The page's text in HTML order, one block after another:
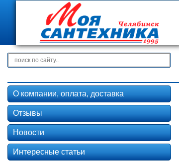
О компании, оплата, доставка
Отзывы
Новости
Интересные статьи